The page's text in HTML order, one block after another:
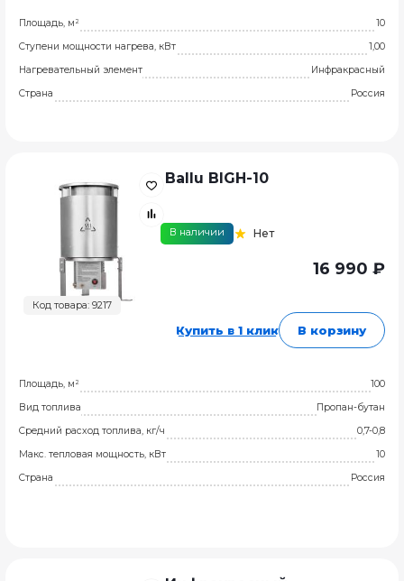
Площадь, м²
10
Ступени мощности нагрева, кВт
1,00
Нагревательный элемент
Инфракрасный
Страна
Россия
Код товара: 9217
Ballu BIGH-10
В наличии Нет
16 990 ₽
Купить в 1 клик В корзину
Площадь, м²
100
Вид топлива
Пропан-бутан
Средний расход топлива, кг/ч
0,7-0,8
Макс. тепловая мощность, кВт
10
Страна
Россия